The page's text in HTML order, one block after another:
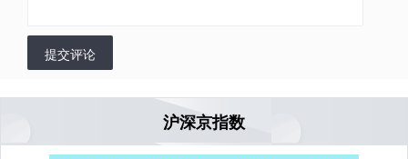
提交评论
沪深京指数